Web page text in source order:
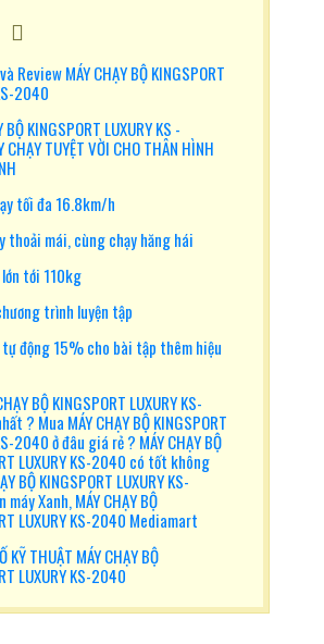
Review MÁY CHẠY BỘ KINGSPORT
2040
BỘ KINGSPORT LUXURY KS -
TUYỆT VỜI CHO THÂN HÌNH
tối đa 16.8km/h
thoải mái, cùng chạy hăng hái
tới 110kg
trình luyện tập
tự động 15% cho bài tập thêm hiệu
BỘ KINGSPORT LUXURY KS-
? Mua MÁY CHẠY BỘ KINGSPORT
2040 ở đâu giá rẻ ? MÁY CHẠY BỘ
LUXURY KS-2040 có tốt không
BỘ KINGSPORT LUXURY KS-
Xanh, MÁY CHẠY BỘ
LUXURY KS-2040 Mediamart
KỸ THUẬT MÁY CHẠY BỘ
LUXURY KS-2040